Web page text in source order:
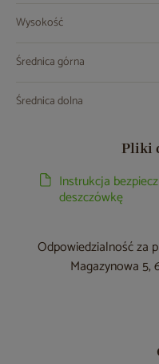
Wysokość
Średnica górna
Średnica dolna
Pliki
Instrukcja
deszczówkę
Odpowiedzialność za
Magazynowa 5,